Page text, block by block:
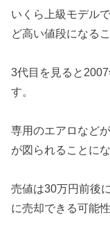
いくら上級モデル
ど高い値段になる
3代目を見ると
す。
専用のエアロなど
が図られることに
売値は30万円前後
に売却できる可能